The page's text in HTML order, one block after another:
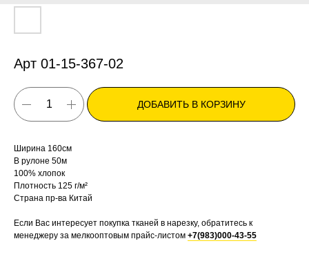
Арт 01-15-367-02
ДОБАВИТЬ В КОРЗИНУ
Ширина 160см
В рулоне 50м
100% хлопок
Плотность 125 г/м²
Страна пр-ва Китай
Если Вас интересует покупка тканей в нарезку, обратитесь к
менеджеру за мелкооптовым прайс-листом +7(983)000-43-55